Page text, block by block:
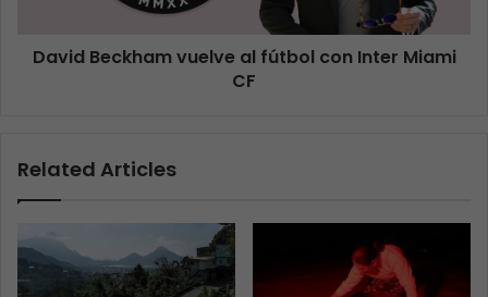
David Beckham vuelve al fútbol con Inter Miami
CF
Related Articles